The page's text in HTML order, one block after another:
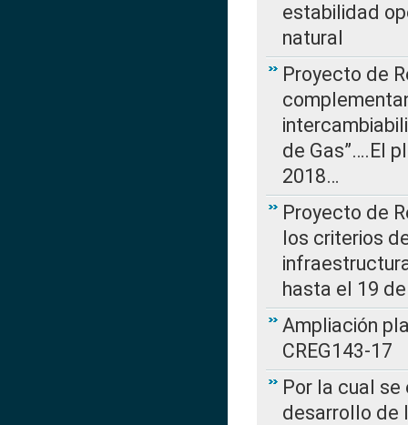
estabilidad
natural
Proyecto de
de Gas”….El
2018…
Proyecto de
los criterios
hasta el 19
Ampliación
CREG143-17
Por la cual
desarrollo de